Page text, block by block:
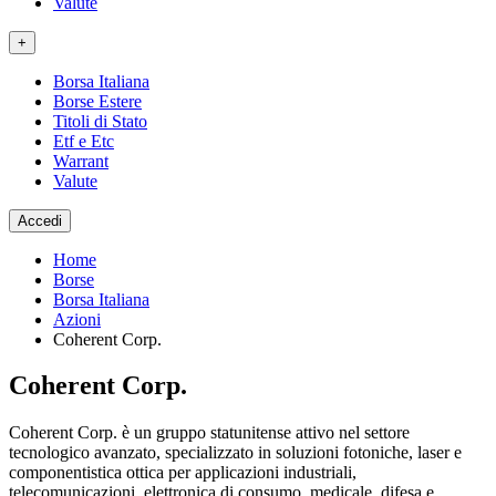
+
Borsa Italiana
Borse Estere
Titoli di Stato
Etf e Etc
Warrant
Valute
Accedi
Home
Borse
Borsa Italiana
Azioni
Coherent Corp.
Coherent Corp.
Coherent Corp. è un gruppo statunitense attivo nel settore
tecnologico avanzato, specializzato in soluzioni fotoniche, laser e
componentistica ottica per applicazioni industriali,